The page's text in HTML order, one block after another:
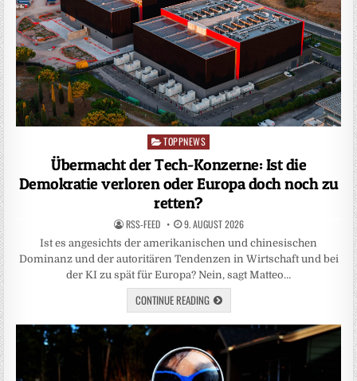
Posted
in
TOPPNEWS
Übermacht der Tech-Konzerne: Ist die
Demokratie verloren oder Europa doch noch zu
retten?
RSS-FEED 9. AUGUST 2026
Ist es angesichts der amerikanischen und chinesischen
Dominanz und der autoritären Tendenzen in Wirtschaft und bei
der KI zu spät für Europa? Nein, sagt Matteo…
CONTINUE READING